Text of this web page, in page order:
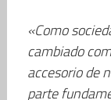
«Como
cambiado
accesorio de
parte